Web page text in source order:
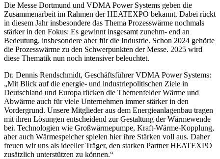
Die Messe Dortmund und VDMA Power Systems geben die
Zusammenarbeit im Rahmen der HEATEXPO bekannt. Dabei rückt
in diesem Jahr insbesondere das Thema Prozesswärme nochmals
stärker in den Fokus: Es gewinnt insgesamt zunehm- end an
Bedeutung, insbesondere aber für die Industrie. Schon 2024 gehörte
die Prozesswärme zu den Schwerpunkten der Messe. 2025 wird
diese Thematik nun noch intensiver beleuchtet.
Dr. Dennis Rendschmidt, Geschäftsführer VDMA Power Systems:
„Mit Blick auf die energie- und industriepolitischen Ziele in
Deutschland und Europa rücken die Themenfelder Wärme und
Abwärme auch für viele Unternehmen immer stärker in den
Vordergrund. Unsere Mitglieder aus dem Energieanlagenbau tragen
mit ihren Lösungen entscheidend zur Gestaltung der Wärmewende
bei. Technologien wie Großwärmepumpe, Kraft-Wärme-Kopplung,
aber auch Wärmespeicher spielen hier ihre Stärken voll aus. Daher
freuen wir uns als ideeller Träger, den starken Partner HEATEXPO
zusätzlich unterstützen zu können.“